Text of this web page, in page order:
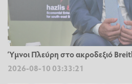
Ύμνοι Πλεύρη στο ακροδεξιό
2026-08-10 03:33:21